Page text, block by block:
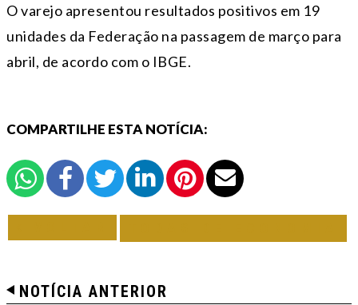
O varejo apresentou resultados positivos em 19
unidades da Federação na passagem de março para
abril, de acordo com o IBGE.
COMPARTILHE ESTA NOTÍCIA:
NOTÍCIA ANTERIOR